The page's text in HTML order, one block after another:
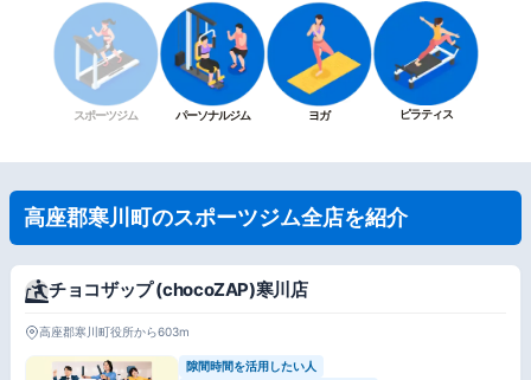
スポーツジム パーソナルジム ヨガ ピラティス
高座郡寒川町のスポーツジム全店を紹介
チョコザップ (chocoZAP)寒川店
高座郡寒川町役所から603m
隙間時間を活用したい人